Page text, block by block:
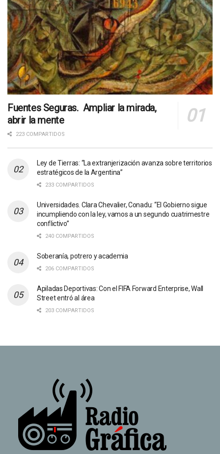
Fuentes Seguras. Ampliar la mirada,
abrir la mente
223 COMPARTIDOS
Ley de Tierras: “La extranjerización avanza sobre territorios
estratégicos de la Argentina”
233 COMPARTIDOS
Universidades. Clara Chevalier, Conadu: “El Gobierno sigue
incumpliendo con la ley, vamos a un segundo cuatrimestre
conflictivo”
240 COMPARTIDOS
Soberanía, potrero y academia
206 COMPARTIDOS
Apiladas Deportivas: Con el FIFA Forward Enterprise, Wall
Street entró al área
203 COMPARTIDOS